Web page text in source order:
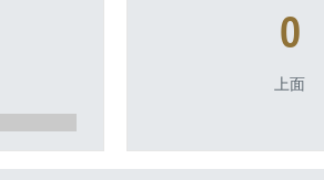
0
上面